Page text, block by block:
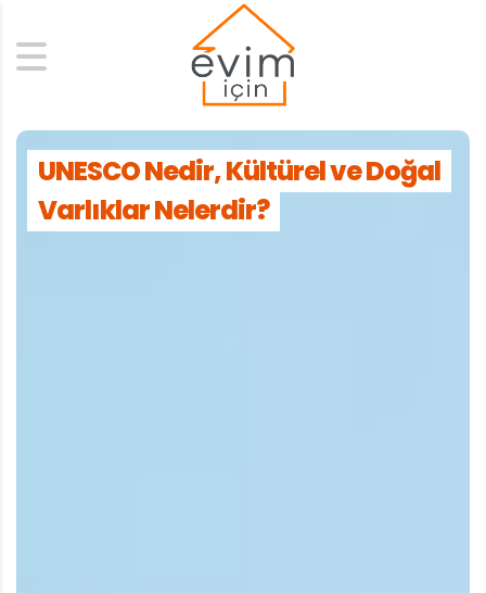
Search
UNESCO Nedir, Kültürel ve Doğal
Varlıklar Nelerdir?